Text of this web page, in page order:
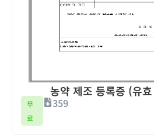
농약 제조 등록증 (유
무
료
359